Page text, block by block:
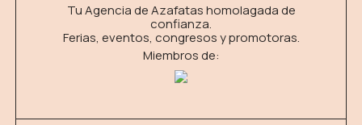
Tu Agencia de Azafatas homolagada de
confianza.
Ferias, eventos, congresos y promotoras.
Miembros de: